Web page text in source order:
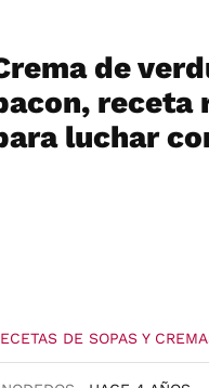
de
luchar
DE SOPAS Y